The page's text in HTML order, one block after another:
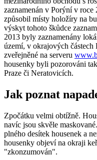
zaznamenán v Porýní v
způsobil místy holožíry na
výskyt tohoto škůdce
2013 byly zaznamenány
území, v okrajových
zveřejněné na serveru
housenky byli pozorováni
Praze či Neratovicích.
Jak poznat
Zpočátku velmi obtížně.
navíc jsou skvěle
plného desítek housenek a
housenky objeví na okraji
"zkonzumován".